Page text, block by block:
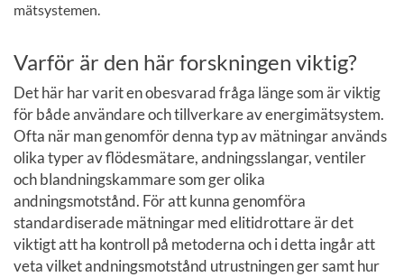
mätsystemen.
Varför är den här forskningen viktig?
Det här har varit en obesvarad fråga länge som är viktig
för både användare och tillverkare av energimätsystem.
Ofta när man genomför denna typ av mätningar används
olika typer av flödesmätare, andningsslangar, ventiler
och blandningskammare som ger olika
andningsmotstånd. För att kunna genomföra
standardiserade mätningar med elitidrottare är det
viktigt att ha kontroll på metoderna och i detta ingår att
veta vilket andningsmotstånd utrustningen ger samt hur